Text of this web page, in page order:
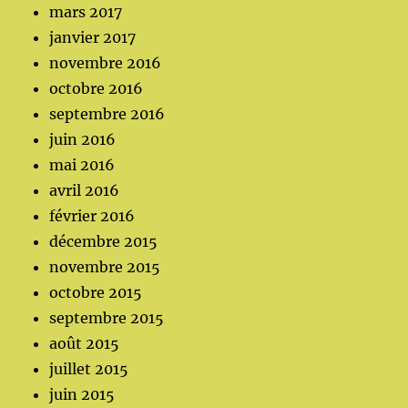
mars 2017
janvier 2017
novembre 2016
octobre 2016
septembre 2016
juin 2016
mai 2016
avril 2016
février 2016
décembre 2015
novembre 2015
octobre 2015
septembre 2015
août 2015
juillet 2015
juin 2015